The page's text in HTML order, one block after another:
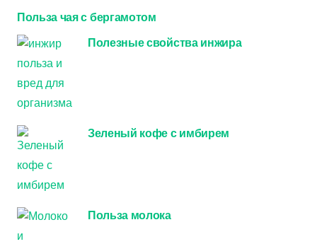
Польза чая с бергамотом
Полезные свойства инжира
Зеленый кофе с имбирем
Польза молока